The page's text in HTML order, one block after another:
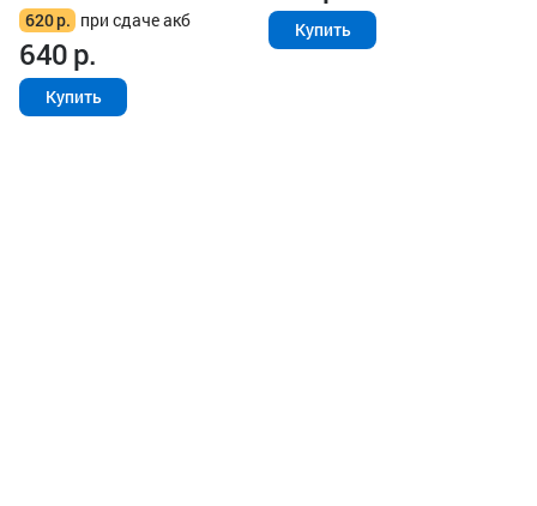
620р. при сдаче акб
640р.
Купить
Купить